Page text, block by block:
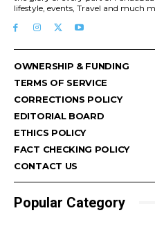
lifestyle, events, Travel and much
OWNERSHIP & FUNDING
TERMS OF SERVICE
CORRECTIONS POLICY
EDITORIAL BOARD
ETHICS POLICY
FACT CHECKING POLICY
CONTACT US
Popular Category